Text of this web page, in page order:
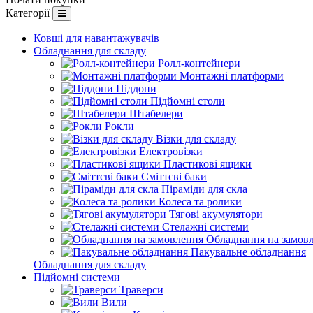
Категорії
Ковші для навантажувачів
Обладнання для складу
Ролл-контейнери
Монтажні платформи
Піддони
Підйомні столи
Штабелери
Рокли
Візки для складу
Електровізки
Пластикові ящики
Сміттєві баки
Піраміди для скла
Колеса та ролики
Тягові акумулятори
Стелажні системи
Обладнання на
Пакувальне обладнання
Обладнання для складу
Підйомні системи
Траверси
Вили